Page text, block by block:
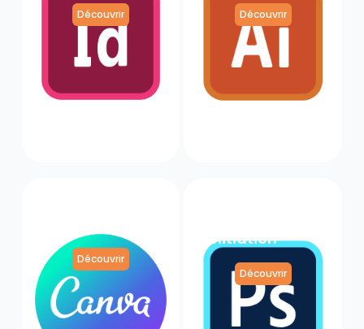
Découvrir Découvrir
Découvrir
Initiation
Découvrir